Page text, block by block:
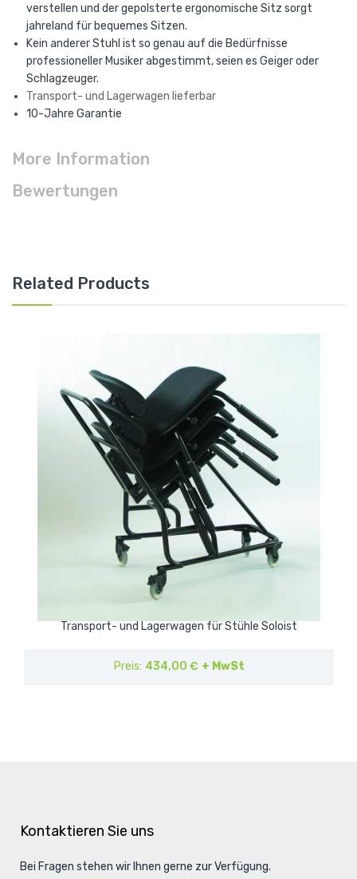
verstellen und der gepolsterte ergonomische Sitz sorgt
jahreland für bequemes Sitzen.
Kein anderer Stuhl ist so genau auf die Bedürfnisse
professioneller Musiker abgestimmt, seien es Geiger oder
Schlagzeuger.
Transport- und Lagerwagen lieferbar
10-Jahre Garantie
More Information
Bewertungen
Related Products
Transport- und Lagerwagen für Stühle Soloist
Preis 434,00 € + MwSt
Kontaktieren Sie uns
Bei Fragen stehen wir Ihnen gerne zur Verfügung.